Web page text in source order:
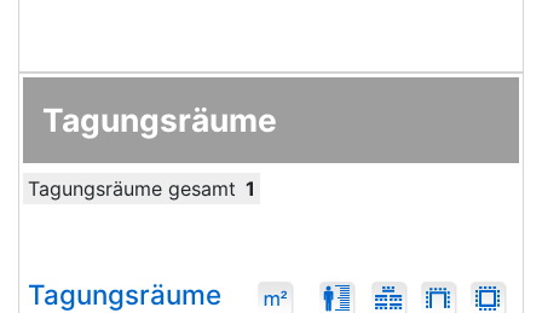
Tagungsräume
Tagungsräume gesamt 1
Tagungsräume